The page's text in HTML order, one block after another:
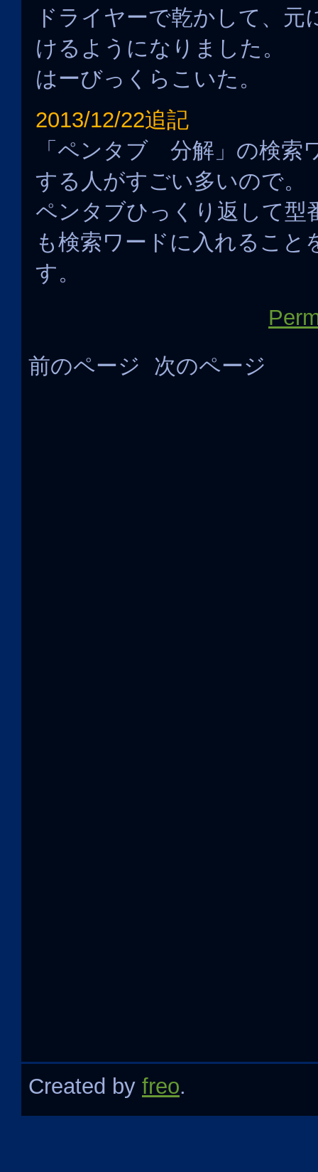
ドライヤーで乾かして、元
けるようになりました。
はーびっくらこいた。
2013/12/22追記
「ペンタブ 分解」の検索
する人がすごい多いので。
ペンタブひっくり返して型
も検索ワードに入れること
す。
前のページ
次のページ
Created by freo.